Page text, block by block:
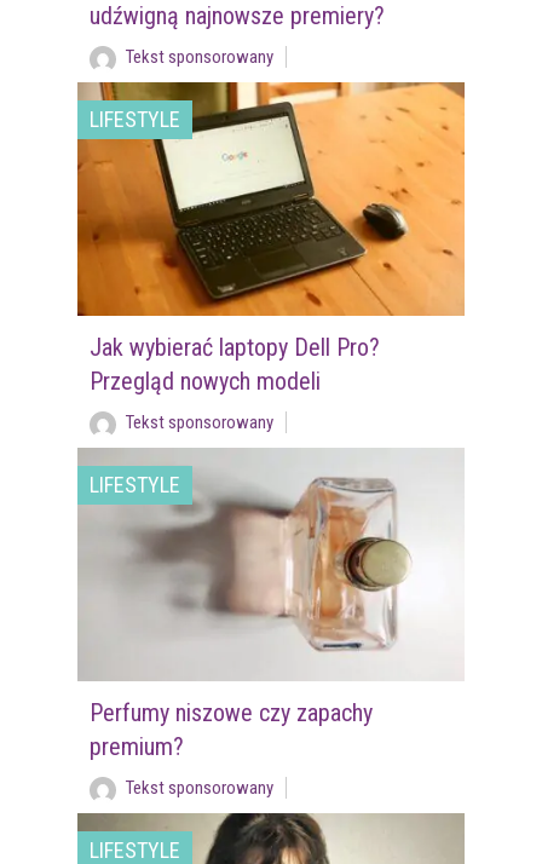
udźwigną najnowsze premiery?
Tekst sponsorowany
LIFESTYLE
Jak wybierać laptopy Dell Pro?
Przegląd nowych modeli
Tekst sponsorowany
LIFESTYLE
Perfumy niszowe czy zapachy
premium?
Tekst sponsorowany
LIFESTYLE